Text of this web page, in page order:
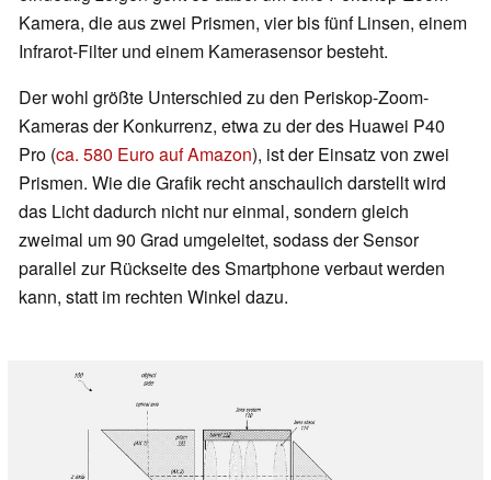
Kamera, die aus zwei Prismen, vier bis fünf Linsen, einem
Infrarot-Filter und einem Kamerasensor besteht.
Der wohl größte Unterschied zu den Periskop-Zoom-
Kameras der Konkurrenz, etwa zu der des Huawei P40
Pro (ca. 580 Euro auf Amazon), ist der Einsatz von zwei
Prismen. Wie die Grafik recht anschaulich darstellt wird
das Licht dadurch nicht nur einmal, sondern gleich
zweimal um 90 Grad umgeleitet, sodass der Sensor
parallel zur Rückseite des Smartphone verbaut werden
kann, statt im rechten Winkel dazu.